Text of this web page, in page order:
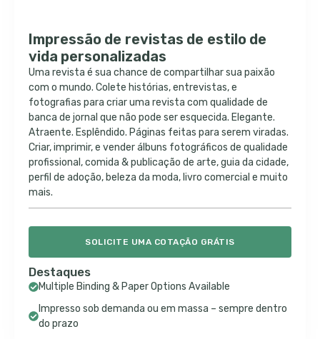
Impressão de revistas de estilo de
vida personalizadas
Uma revista é sua chance de compartilhar sua paixão
com o mundo. Colete histórias, entrevistas, e
fotografias para criar uma revista com qualidade de
banca de jornal que não pode ser esquecida. Elegante.
Atraente. Esplêndido. Páginas feitas para serem viradas.
Criar, imprimir, e vender álbuns fotográficos de qualidade
profissional, comida & publicação de arte, guia da cidade,
perfil de adoção, beleza da moda, livro comercial e muito
mais.
SOLICITE UMA COTAÇÃO GRÁTIS
Destaques
Multiple Binding & Paper Options Available
Impresso sob demanda ou em massa – sempre dentro
do prazo